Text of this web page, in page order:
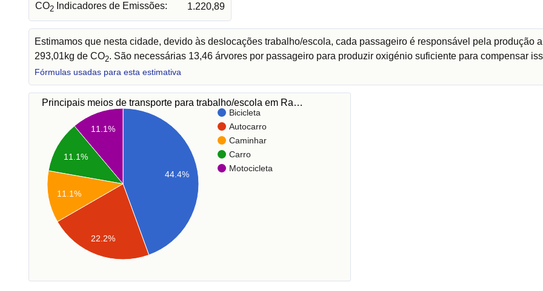
CO2 Indicadores de Emissões: 1.220,89
Estimamos que nesta cidade, devido às deslocações trabalho/escola, cada passageiro é responsável pela produção
293,01kg de CO2. São necessárias 13,46 árvores por passageiro para produzir oxigénio suficiente para compensar
Fórmulas usadas para esta estimativa
Principais meios de transporte para trabalho/escola em Ra…
Bicicleta
Autocarro
Caminhar
Carro
Motocicleta
44.4%
11.1%
11.1%
11.1%
22.2%